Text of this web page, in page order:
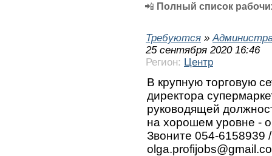
📲 Полный список
Требуются »
25 сентября 2020 16:46
Регион: Центр
В крупную торговую
директора
руководящей
на хорошем уровне -
Звоните 054-